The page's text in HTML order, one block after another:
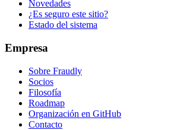
Novedades
¿Es seguro este sitio?
Estado del sistema
Empresa
Sobre Fraudly
Socios
Filosofía
Roadmap
Organización en GitHub
Contacto